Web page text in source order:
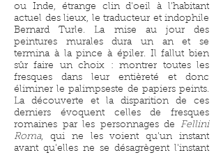
ou Inde, étrange clin d'oeil à l'habitant
actuel des lieux, le traducteur et indophile
Bernard Turle. La mise au jour des
peintures murales dura un an et se
termina à la pince à épiler. Il fallut bien
sûr faire un choix : montrer toutes les
fresques dans leur entièreté et donc
éliminer le palimpseste de papiers peints.
La découverte et la disparition de ces
derniers évoquent celles de fresques
romaines par les personnages de Fellini
Roma, qui ne les voient qu'un instant
avant qu'elles ne se désagrègent l'instant